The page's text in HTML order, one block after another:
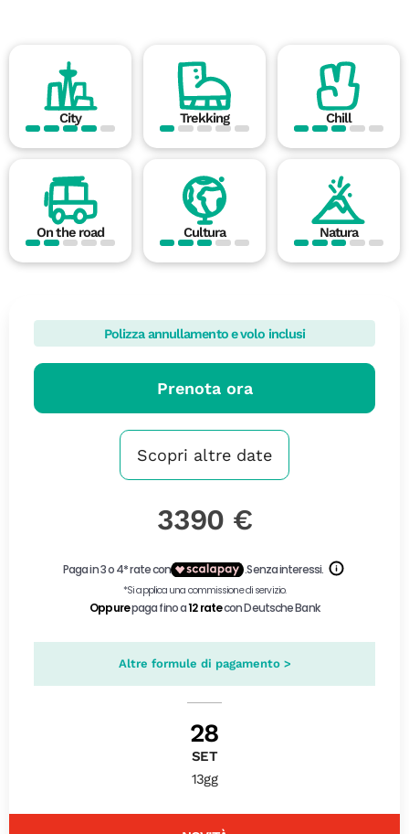
City Trekking Chill
On the road Cultura Natura
Polizza annullamento e volo inclusi
Prenota ora
Scopri altre date
3390 €
Altre formule di pagamento >
28
SET
13gg